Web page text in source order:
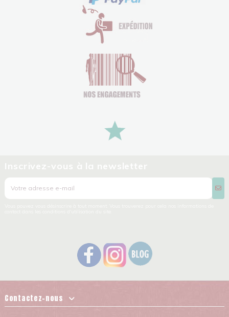
Contactez-nous